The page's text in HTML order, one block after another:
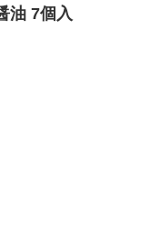
油 7個入